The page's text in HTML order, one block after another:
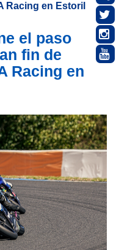
Racing en Estoril
el paso
fin de
Racing en